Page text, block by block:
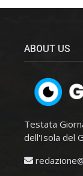
ABOUT US
Testata
dell'Isola del